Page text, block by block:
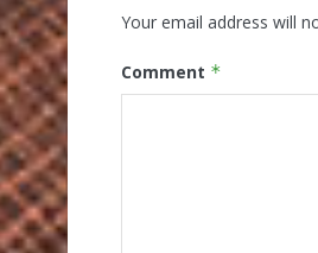
Your email address will
Comment *